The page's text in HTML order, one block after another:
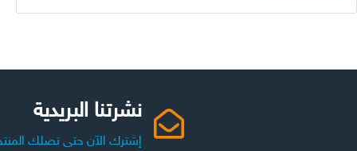
نشرتنا البريدية
إشترك الآن حتى تصلك